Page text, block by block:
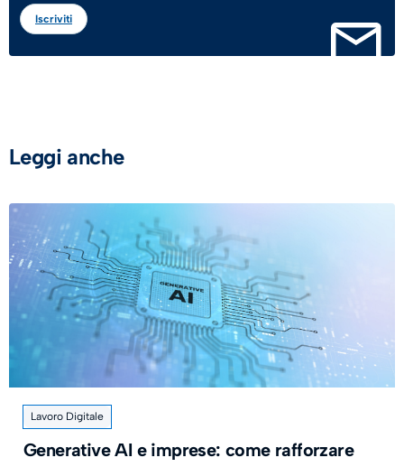
Iscriviti
Leggi anche
Lavoro Digitale
Generative AI e imprese: come rafforzare